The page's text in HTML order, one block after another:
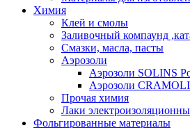
Химия
Клей и смолы
Заливочный компаунд
Смазки, масла, пасты
Аэрозоли
Аэрозоли SOLINS
Аэрозоли
Прочая химия
Лаки
Фольгированные материалы